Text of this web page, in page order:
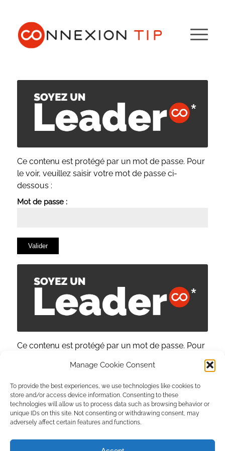
Manage Cookie Consent
To provide the best experiences, we use technologies like cookies to
store and/or access device information. Consenting to these
technologies will allow us to process data such as browsing behavior or
unique IDs on this site. Not consenting or withdrawing consent, may
adversely affect certain features and functions.
Ce contenu est protégé par un mot de passe. Pour
le voir, veuillez saisir votre mot de passe ci-
dessous :
Mot de passe :
Ce contenu est protégé par un mot de passe. Pour
Mot de passe :